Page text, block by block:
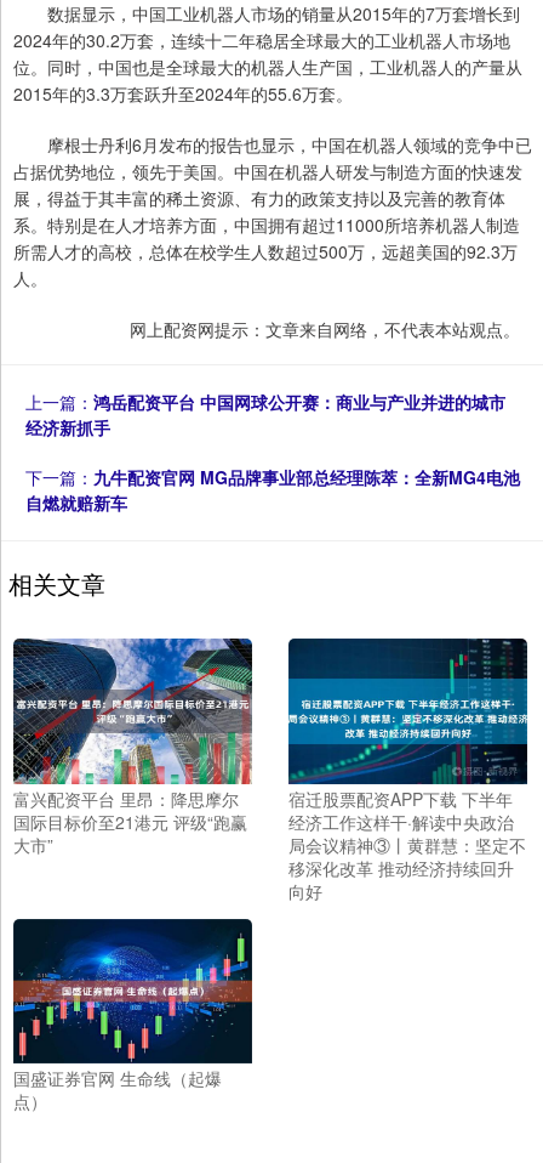
数据显示，中国工业机器人市场的销量从2015年的7万套增长到
2024年的30.2万套，连续十二年稳居全球最大的工业机器人市场地
位。同时，中国也是全球最大的机器人生产国，工业机器人的产量从
2015年的3.3万套跃升至2024年的55.6万套。
摩根士丹利6月发布的报告也显示，中国在机器人领域的竞争中已
占据优势地位，领先于美国。中国在机器人研发与制造方面的快速发
展，得益于其丰富的稀土资源、有力的政策支持以及完善的教育体
系。特别是在人才培养方面，中国拥有超过11000所培养机器人制造
所需人才的高校，总体在校学生人数超过500万，远超美国的92.3万
人。
网上配资网提示：文章来自网络，不代表本站观点。
上一篇： 鸿岳配资平台 中国网球公开赛：商业与产业并进的城市
经济新抓手
下一篇： 九牛配资官网 MG品牌事业部总经理陈萃：全新MG4电池
自燃就赔新车
相关文章
富兴配资平台 里昂：降思摩尔
国际目标价至21港元 评级“跑赢
大市”
宿迁股票配资APP下载 下半年
经济工作这样干·解读中央政治
局会议精神③丨黄群慧：坚定不
移深化改革 推动经济持续回升
向好
国盛证券官网 生命线（起爆
点）